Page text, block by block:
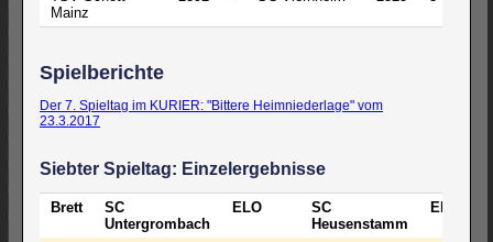
Mainz
Spielberichte
Der 7. Spieltag im KURIER: "Bittere Heimniederlage" vom
23.3.2017
Siebter Spieltag: Einzelergebnisse
Brett
SC
Untergrombach
ELO
SC
Heusenstamm
ELO